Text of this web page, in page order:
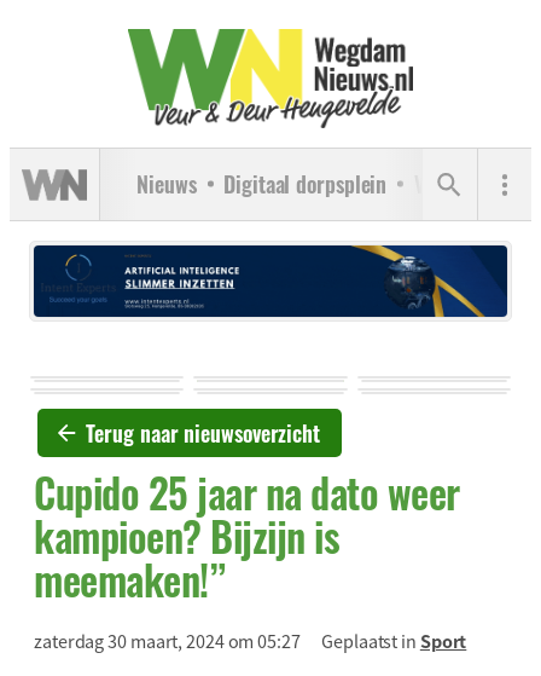
Nieuws Digitaal dorpsplein Verenigingen
Terug naar nieuwsoverzicht
Cupido 25 jaar na dato weer
kampioen? Bijzijn is
meemaken!”
zaterdag 30 maart, 2024 om 05:27 Geplaatst inSport